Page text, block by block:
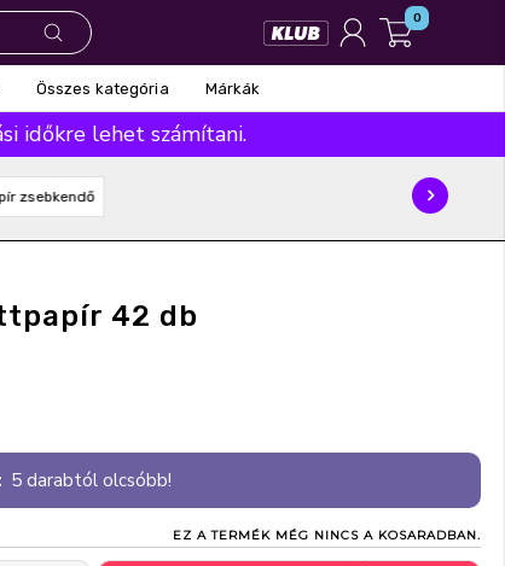
0
Összes kategória Márkák
időkre lehet számítani.
zsebkendő
42 db
5 darabtól olcsóbb!
EZ A TERMÉK MÉG NINCS A KOSARADBAN.